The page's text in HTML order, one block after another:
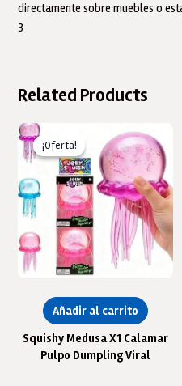
directamente sobre muebles o
3
Related Products
¡Oferta!
¡Oferta!
Añadir al carrito
Squishy Medusa X1 Calamar
Pulpo Dumpling Viral